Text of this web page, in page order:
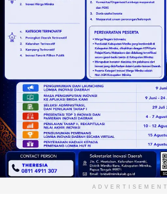
ADVERTISEMENT